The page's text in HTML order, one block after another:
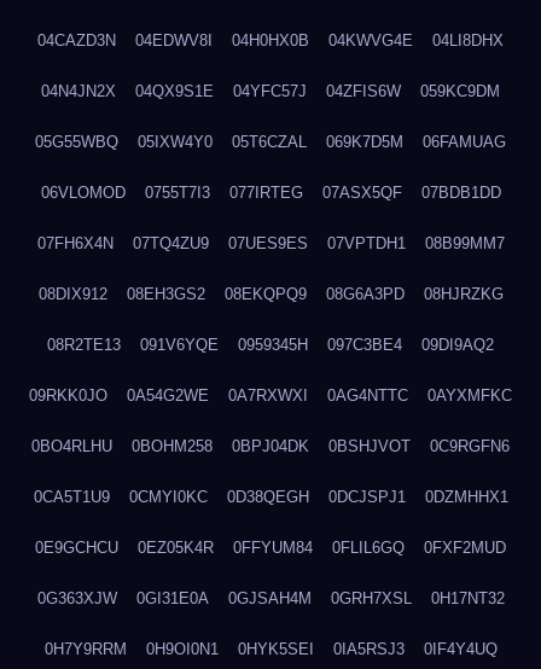
04CAZD3N 04EDWV8I 04H0HX0B 04KWVG4E 04LI8DHX
04N4JN2X 04QX9S1E 04YFC57J 04ZFIS6W 059KC9DM
05G55WBQ 05IXW4Y0 05T6CZAL 069K7D5M 06FAMUAG
06VLOMOD 0755T7I3 077IRTEG 07ASX5QF 07BDB1DD
07FH6X4N 07TQ4ZU9 07UES9ES 07VPTDH1 08B99MM7
08DIX912 08EH3GS2 08EKQPQ9 08G6A3PD 08HJRZKG
08R2TE13 091V6YQE 0959345H 097C3BE4 09DI9AQ2
09RKK0JO 0A54G2WE 0A7RXWXI 0AG4NTTC 0AYXMFKC
0BO4RLHU 0BOHM258 0BPJ04DK 0BSHJVOT 0C9RGFN6
0CA5T1U9 0CMYI0KC 0D38QEGH 0DCJSPJ1 0DZMHHX1
0E9GCHCU 0EZ05K4R 0FFYUM84 0FLIL6GQ 0FXF2MUD
0G363XJW 0GI31E0A 0GJSAH4M 0GRH7XSL 0H17NT32
0H7Y9RRM 0H9OI0N1 0HYK5SEI 0IA5RSJ3 0IF4Y4UQ